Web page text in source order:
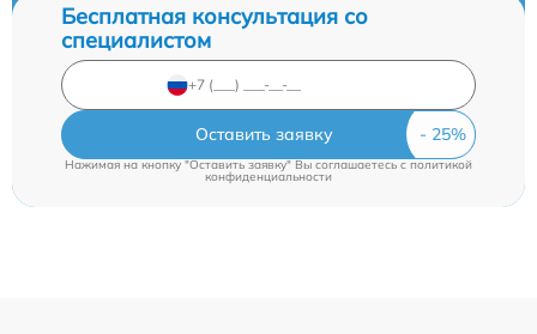
Бесплатная консультация со
специалистом
Оставить заявку
Нажимая на кнопку "Оставить заявку" Вы соглашаетесь cполитикой
конфиденциальности